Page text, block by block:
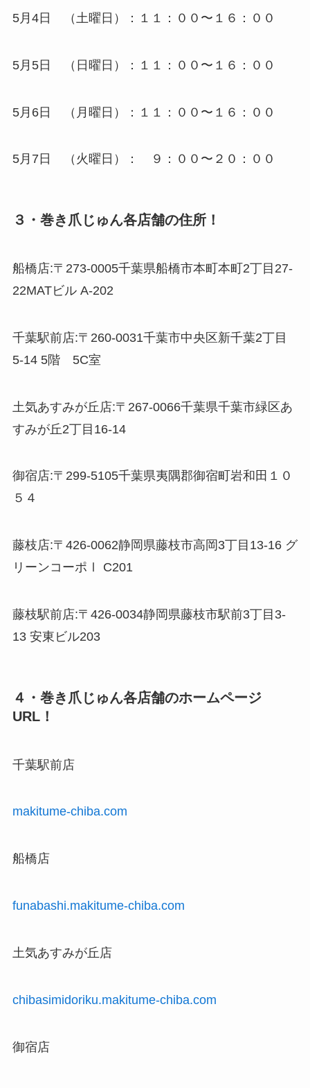
5月4日 （土曜日）：１１：００〜１６：００
5月5日 （日曜日）：１１：００〜１６：００
5月6日 （月曜日）：１１：００〜１６：００
5月7日 （火曜日）： ９：００〜２０：００
３・巻き爪じゅん各店舗の住所！
船橋店:〒273-0005千葉県船橋市本町本町2丁目27-
22MATビル A-202
千葉駅前店:〒260-0031千葉市中央区新千葉2丁目
5-14 5階 5C室
土気あすみが丘店:〒267-0066千葉県千葉市緑区あ
すみが丘2丁目16-14
御宿店:〒299-5105千葉県夷隅郡御宿町岩和田１０
５４
藤枝店:〒426-0062静岡県藤枝市高岡3丁目13-16 グ
リーンコーポⅠ C201
藤枝駅前店:〒426-0034静岡県藤枝市駅前3丁目3-
13 安東ビル203
４・巻き爪じゅん各店舗のホームページ
URL！
千葉駅前店
makitume-chiba.com
船橋店
funabashi.makitume-chiba.com
土気あすみが丘店
chibasimidoriku.makitume-chiba.com
御宿店